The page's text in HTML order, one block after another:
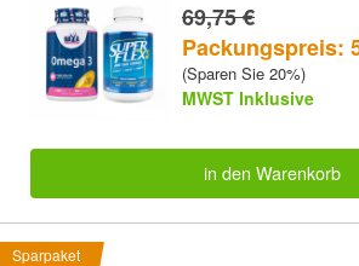
69,75 €
Packungspreis:
(Sparen Sie 20%)
MWST Inklusive
in den Warenkorb
Sparpaket